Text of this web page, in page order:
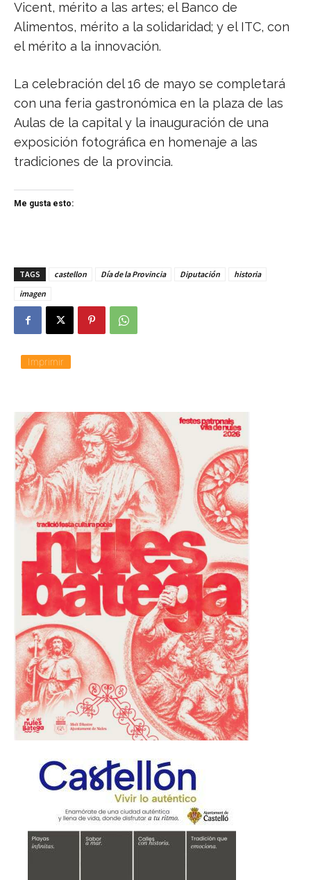
Vicent, mérito a las artes; el Banco de
Alimentos, mérito a la solidaridad; y el ITC, con
el mérito a la innovación.
La celebración del 16 de mayo se completará
con una feria gastronómica en la plaza de las
Aulas de la capital y la inauguración de una
exposición fotográfica en homenaje a las
tradiciones de la provincia.
Me gusta esto:
TAGS castellon Día de la Provincia Diputación
historia
imagen
Imprimir